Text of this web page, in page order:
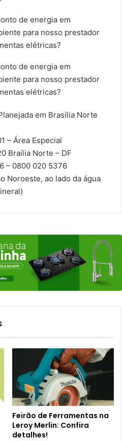
de energia em
para nosso prestador
elétricas?
de energia em
para nosso prestador
elétricas?
em Brasília Norte
– Área Especial
Braília Norte – DF
– 0800 020 5376
Noroeste, ao lado da água
Feirão de Ferramentas na
Leroy Merlin: Confira
detalhes!